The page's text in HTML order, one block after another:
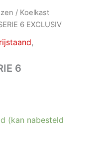
/ Koelkast
6 EXCLUSIV
,
6
(kan nabesteld